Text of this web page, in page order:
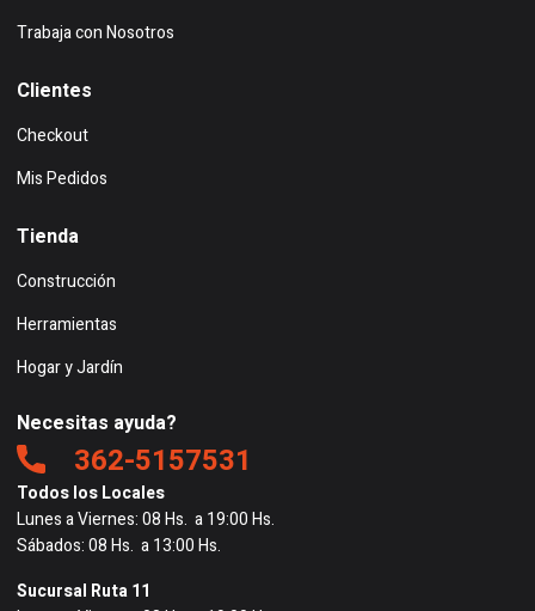
Trabaja con Nosotros
Clientes
Checkout
Mis Pedidos
Tienda
Construcción
Herramientas
Hogar y Jardín
Necesitas ayuda?
362-5157531
Todos los Locales
Lunes a Viernes: 08 Hs. a 19:00 Hs.
Sábados: 08 Hs. a 13:00 Hs.
Sucursal Ruta 11